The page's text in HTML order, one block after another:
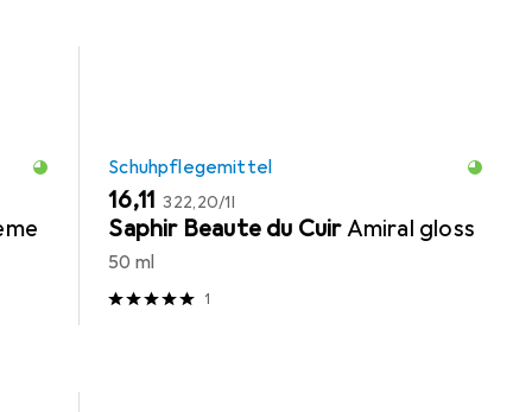
Schuhpflegemittel
EUR
16,11 EUR
322,20/1l
Saphir Beaute du CuirAmiral gloss
50 ml
1